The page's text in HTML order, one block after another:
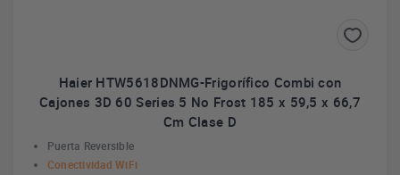
Haier HTW5618DNMG-Frigorífico Combi con
Cajones 3D 60 Series 5 No Frost 185 x 59,5 x 66,7
Cm Clase D
Puerta Reversible
Conectividad WiFi